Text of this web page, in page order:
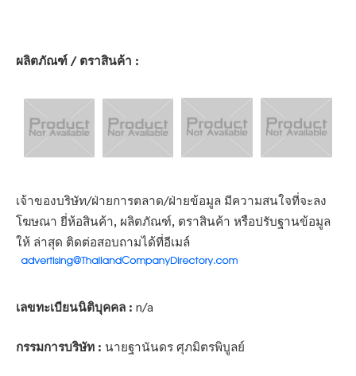
ผลิตภัณฑ์ / ตราสินค้า :
เจ้าของบริษัท/ฝ่ายการตลาด/ฝ่ายข้อมูล มีความสนใจที่จะลง
โฆษณา ยี่ห้อสินค้า, ผลิตภัณฑ์, ตราสินค้า หรือปรับฐานข้อมูล
ให้ ล่าสุด ติดต่อสอบถามได้ที่อีเมล์
เลขทะเบียนนิติบุคคล : n/a
กรรมการบริษัท : นายฐานันดร ศุภมิตรพิบูลย์